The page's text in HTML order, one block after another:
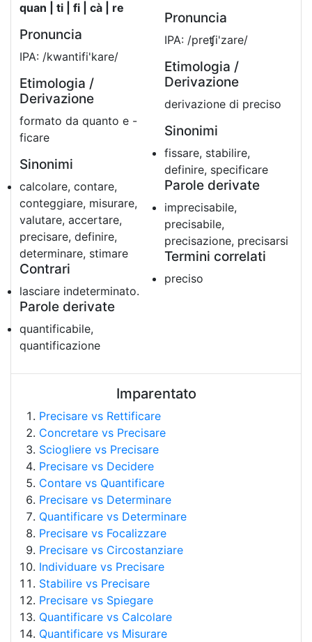
quan | ti | fi | cà | re
Pronuncia
IPA: /kwantifi'kare/
Etimologia /
Derivazione
formato da quanto e -
ficare
Sinonimi
calcolare, contare,
conteggiare, misurare,
valutare, accertare,
precisare, definire,
determinare, stimare
Contrari
lasciare indeterminato.
Parole derivate
quantificabile,
quantificazione
Pronuncia
IPA: /preʧi'zare/
Etimologia /
Derivazione
derivazione di preciso
Sinonimi
fissare, stabilire,
definire, specificare
Parole derivate
imprecisabile,
precisabile,
precisazione, precisarsi
Termini correlati
preciso
Imparentato
Precisare vs Rettificare
Concretare vs Precisare
Sciogliere vs Precisare
Precisare vs Decidere
Contare vs Quantificare
Precisare vs Determinare
Quantificare vs Determinare
Precisare vs Focalizzare
Precisare vs Circostanziare
Individuare vs Precisare
Stabilire vs Precisare
Precisare vs Spiegare
Quantificare vs Calcolare
Quantificare vs Misurare